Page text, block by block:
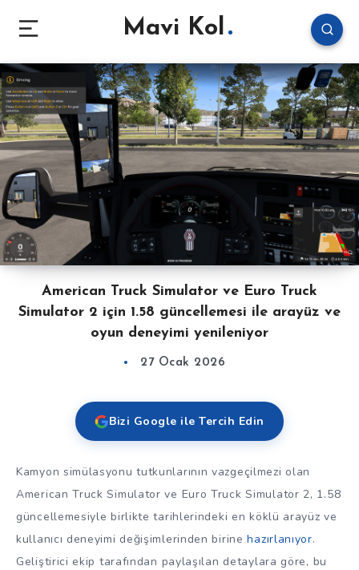
Mavi Kol
American Truck Simulator ve Euro Truck
Simulator 2 için 1.58 güncellemesi ile arayüz ve
oyun deneyimi yenileniyor
27 Ocak 2026
Bizi Google ile Tercih Edin
Kamyon simülasyonu tutkunlarının vazgeçilmezi olan
American Truck Simulator ve Euro Truck Simulator 2, 1.58
güncellemesiyle birlikte tarihlerindeki en köklü arayüz ve
kullanıcı deneyimi değişimlerinden birinehazırlanıyor.
Geliştirici ekip tarafından paylaşılan detaylara göre, bu